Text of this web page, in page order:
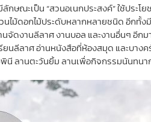
ณะเป็น “สวนอเนกประสงค์” ใช้ประ
ม้ดอกไม้ประดับหลากหลายชนิด อีกทั้
ดงานลีลาศ งานบอล และงานอื่นๆ
นลีลาศ อ่านหนังสือที่ห้องสมุด และบา
ลานตะวันยิ้ม ลานเพื่อกิจกรรมนันทน